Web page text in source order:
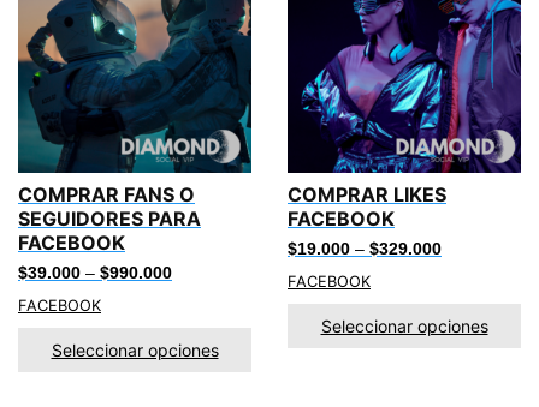
COMPRAR FANS O
SEGUIDORES PARA
FACEBOOK
$39.000 – $990.000
FACEBOOK
Seleccionar opciones
COMPRAR LIKES
FACEBOOK
$19.000 – $329.000
FACEBOOK
Seleccionar opciones